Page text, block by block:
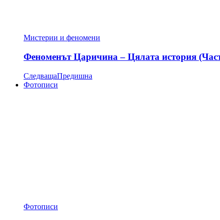
Мистерии и феномени
Феноменът Царичина – Цялата история
СледващаПредишна
Фотописи
Фотописи